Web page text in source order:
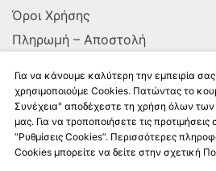
Όροι Χρήσης
Πληρωμή – Αποστολή
ΑΚΟΛΟΥΘΗΣΤΕ ΜΑΣ
Για να κάνουμε καλύτερη την εμπειρία
χρησιμοποιούμε Cookies. Πατώντας το
Συνέχεια" αποδέχεστε τη χρήση όλων των
μας. Για να τροποποιήσετε τις
“Ρυθμίσεις Cookies”. Περισσότερες
Cookies μπορείτε να δείτε στην σχετική